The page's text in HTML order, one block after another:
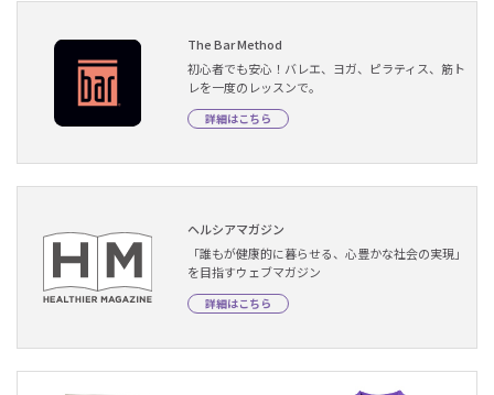
The Bar Method
初心者でも安心！バレエ、ヨガ、ピラティス、筋ト
レを一度のレッスンで。
詳細はこちら
ヘルシアマガジン
「誰もが健康的に暮らせる、心豊かな社会の実現」
を目指すウェブマガジン
詳細はこちら